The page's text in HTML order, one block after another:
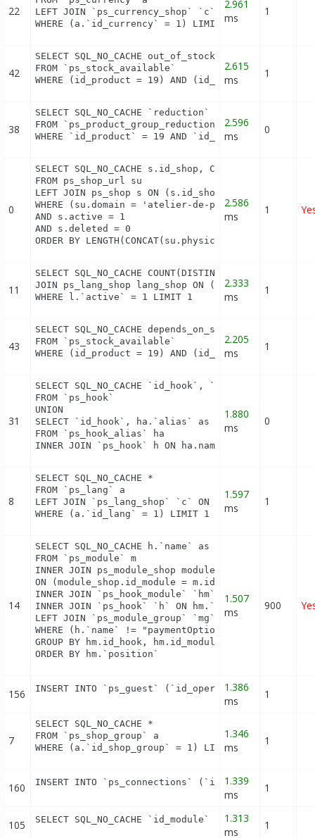
22
LEFT JOIN `ps_currency_shop` `c` ON
WHERE (a.`id_currency` = 1) LIMIT 1
2.961
ms
1
42
SELECT SQL_NO_CACHE out_of_stock
FROM `ps_stock_available`
WHERE (id_product = 19) AND
2.615
ms
1
38
SELECT SQL_NO_CACHE `reduction`
FROM `ps_product_group_reduction_cache`
WHERE `id_product` = 19 AND `id_group` = 1 LIMIT
2.596
ms
0
0
SELECT SQL_NO_CACHE s.id_shop,
FROM ps_shop_url su
LEFT JOIN ps_shop s ON (s.id_shop = su.id_shop)
WHERE (su.domain = 'atelier-de-
AND s.active = 1
AND s.deleted = 0
ORDER BY LENGTH(CONCAT(su.physical_uri,
2.586
ms
1
11
SELECT SQL_NO_CACHE COUNT(DISTINCT l.id_lang)
JOIN ps_lang_shop lang_shop ON
WHERE l.`active` = 1 LIMIT 1
2.333
ms
1
43
SELECT SQL_NO_CACHE depends_on_stock
FROM `ps_stock_available`
WHERE (id_product = 19) AND
2.205
ms
1
31
SELECT SQL_NO_CACHE `id_hook`, `name`
FROM `ps_hook`
UNION
SELECT `id_hook`, ha.`alias` as name
FROM `ps_hook_alias` ha
INNER JOIN `ps_hook` h ON ha.name = h.name
1.880
ms
0
8
SELECT SQL_NO_CACHE *
FROM `ps_lang` a
LEFT JOIN `ps_lang_shop` `c` ON a.`id_lang` =
WHERE (a.`id_lang` = 1) LIMIT 1
1.597
ms
1
14
SELECT SQL_NO_CACHE h.`name` as hook,
FROM `ps_module` m
INNER JOIN ps_module_shop module_shop
ON (module_shop.id_module = m.id_module AND
INNER JOIN `ps_hook_module` `hm` ON
INNER JOIN `ps_hook` `h` ON hm.`id_hook` =
LEFT JOIN `ps_module_group` `mg` ON
WHERE (h.`name` != "paymentOptions") AND
GROUP BY hm.id_hook, hm.id_module
ORDER BY hm.`position`
1.507
ms
900
156 INSERT INTO `ps_guest`
1.386
ms
1
7
SELECT SQL_NO_CACHE *
FROM `ps_shop_group` a
WHERE (a.`id_shop_group` = 1) LIMIT 1
1.346
ms
1
160 INSERT INTO `ps_connections` (`id_guest`,
1.339
ms
1
105 SELECT SQL_NO_CACHE `id_module` FROM
1.313
ms
1